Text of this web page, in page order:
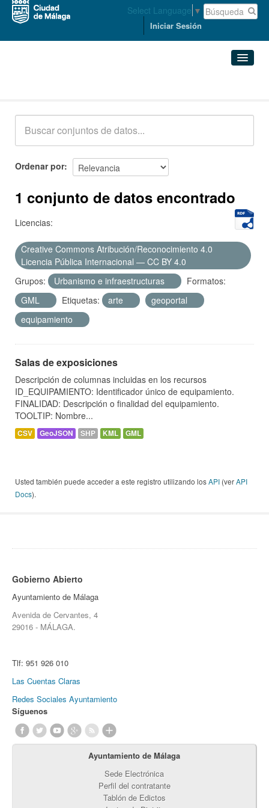
Select Language ▼
Iniciar Sesión
Acerca de
Ordenar por
1 conjunto de datos encontrado
Licencias:
Creative Commons Atribución/Reconocimiento 4.0
Licencia Pública Internacional — CC BY 4.0
Grupos:
Urbanismo e infraestructuras
Formatos:
GML
Etiquetas: arte
geoportal
equipamiento
Salas de exposiciones
Descripción de columnas incluidas en los recursos
ID_EQUIPAMIENTO: Identificador único de equipamiento.
FINALIDAD: Descripción o finalidad del equipamiento.
TOOLTIP: Nombre...
CSV GeoJSON SHP KML GML
Usted también puede acceder a este registro utilizando losAPI (verAPI
Docs).
Gobierno Abierto
Ayuntamiento de Málaga
Avenida de Cervantes, 4
29016 - MÁLAGA.
Tlf: 951 926 010
Las Cuentas Claras
Redes Sociales Ayuntamiento
Síguenos
Ayuntamiento de Málaga
Sede Electrónica
Perfil del contratante
Tablón de Edictos